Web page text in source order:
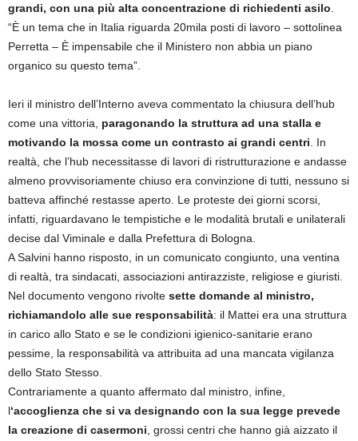
grandi, con una più alta concentrazione di richiedenti asilo
“È un tema che in Italia riguarda 20mila posti di lavoro – sottolinea
Perretta – È impensabile che il Ministero non abbia un piano
organico su questo tema”.
Ieri il ministro dell’Interno aveva commentato la chiusura dell’hub
come una vittoria,
paragonando la struttura ad una stalla e
motivando la mossa come un contrasto ai grandi centri . In
realtà, che l’hub necessitasse di lavori di ristrutturazione e andasse
almeno provvisoriamente chiuso era convinzione di tutti, nessuno si
batteva affinché restasse aperto. Le proteste dei giorni scorsi,
infatti, riguardavano le tempistiche e le modalità brutali e unilaterali
decise dal Viminale e dalla Prefettura di Bologna.
A Salvini hanno risposto, in un comunicato congiunto, una ventina
di realtà, tra sindacati, associazioni antirazziste, religiose e giuristi.
Nel documento vengono rivolte sette domande al ministro,
richiamandolo alle sue responsabilità: il Mattei era una struttura
in carico allo Stato e se le condizioni igienico-sanitarie erano
pessime, la responsabilità va attribuita ad una mancata vigilanza
dello Stato Stesso.
Contrariamente a quanto affermato dal ministro, infine,
l‘accoglienza che si va designando con la sua legge prevede
la creazione di casermoni , grossi centri che hanno già aizzato il